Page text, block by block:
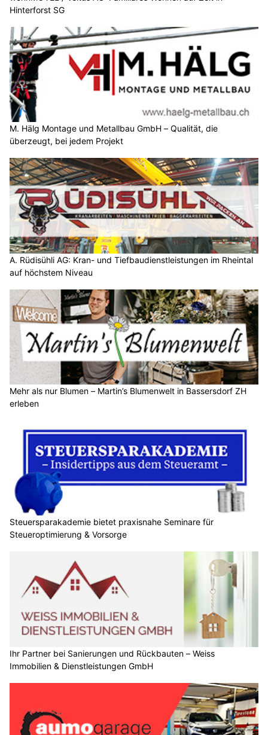
Hinterforst SG
M. Hälg Montage und Metallbau GmbH – Qualität, die
überzeugt, bei jedem Projekt
A. Rüdisühli AG: Kran- und Tiefbaudienstleistungen im Rheintal
auf höchstem Niveau
Mehr als nur Blumen – Martin’s Blumenwelt in Bassersdorf ZH
erleben
Steuersparakademie bietet praxisnahe Seminare für
Steueroptimierung & Vorsorge
Ihr Partner bei Sanierungen und Rückbauten – Weiss
Immobilien & Dienstleistungen GmbH